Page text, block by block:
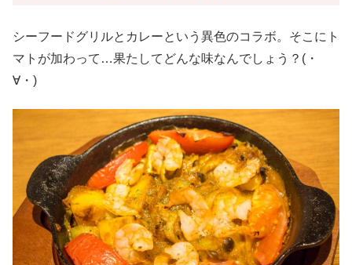
シーフードグリルとカレーという異色のコラボ。そこにト
マトが加わって…果たしてどんな味なんでしょう？(・
∀・)